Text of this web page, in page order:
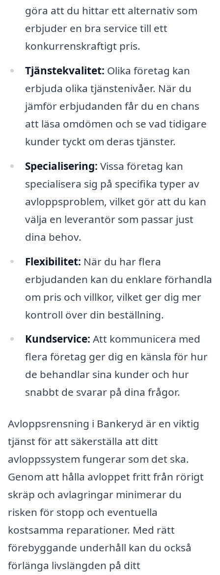
göra att du hittar ett alternativ som
erbjuder en bra service till ett
konkurrenskraftigt pris.
Tjänstekvalitet: Olika företag kan
erbjuda olika tjänstenivåer. När du
jämför erbjudanden får du en chans
att läsa omdömen och se vad tidigare
kunder tyckt om deras tjänster.
Specialisering: Vissa företag kan
specialisera sig på specifika typer av
avloppsproblem, vilket gör att du kan
välja en leverantör som passar just
dina behov.
Flexibilitet: När du har flera
erbjudanden kan du enklare förhandla
om pris och villkor, vilket ger dig mer
kontroll över din beställning.
Kundservice: Att kommunicera med
flera företag ger dig en känsla för hur
de behandlar sina kunder och hur
snabbt de svarar på dina frågor.
Avloppsrensning i Bankeryd är en viktig
tjänst för att säkerställa att ditt
avloppssystem fungerar som det ska.
Genom att hålla avloppet fritt från rörigt
skräp och avlagringar minimerar du
risken för stopp och eventuella
kostsamma reparationer. Med rätt
förebyggande underhåll kan du också
förlänga livslängden på ditt